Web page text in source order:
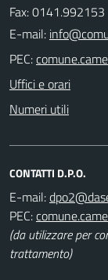
Fax: 0141.992153
E-mail:
PEC:
Uffici e orari
Numeri utili
CONTATTI D.P.O.
E-mail:
PEC:
(da utilizzare per
trattamento)